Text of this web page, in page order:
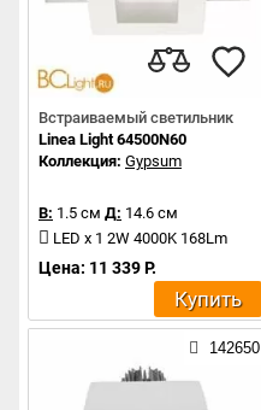
Встраиваемый светильник
Linea Light 64500N60
Коллекция: Gypsum
В: 1.5 см Д: 14.6 см
LED x 1 2W 4000K 168Lm
Цена: 11 339 Р.
Купить
142650